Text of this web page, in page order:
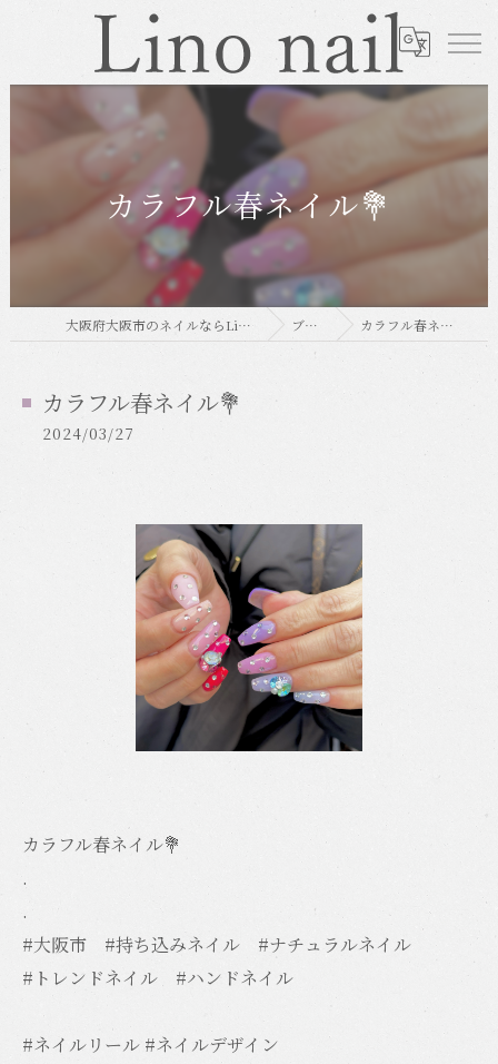
カラフル春ネイル💐
大阪府大阪市のネイルならLino nail ブログ カラフル春ネイル💐
カラフル春ネイル💐
2024/03/27
カラフル春ネイル💐
.
.
#大阪市 #持ち込みネイル #ナチュラルネイル
#トレンドネイル #ハンドネイル
#ネイルリール #ネイルデザイン